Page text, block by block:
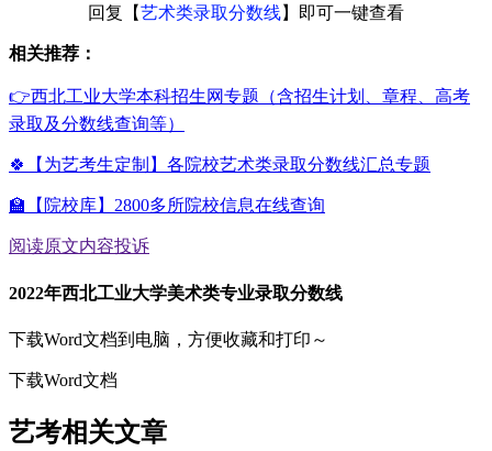
回复【艺术类录取分数线】即可一键查看
相关推荐：
👉西北工业大学本科招生网专题（含招生计划、章程、高考
录取及分数线查询等）
🍀【为艺考生定制】各院校艺术类录取分数线汇总专题
🏫【院校库】2800多所院校信息在线查询
阅读原文内容投诉
2022年西北工业大学美术类专业录取分数线
下载Word文档到电脑，方便收藏和打印～
下载Word文档
艺考相关文章